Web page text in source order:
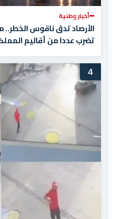
أخبار وطنية
الأرصاد تدق ناقوس الخطر..
تضرب عددا من أقاليم
4